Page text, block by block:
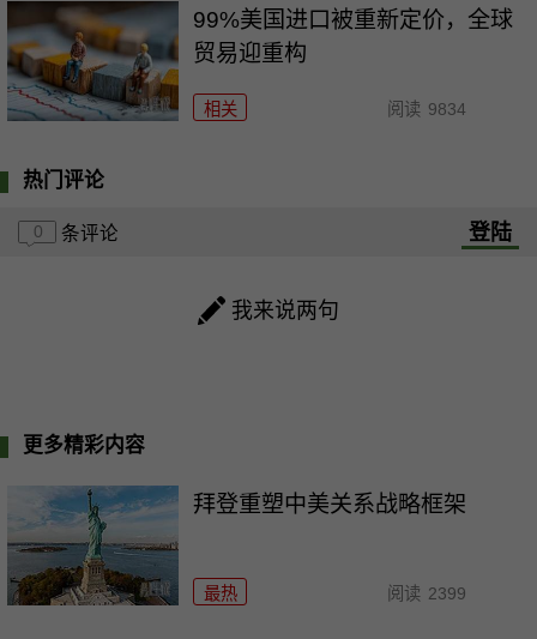
99%美国进口被重新定价，全球
贸易迎重构
相关 阅读 9834
热门评论
0 条评论 登陆
我来说两句
更多精彩内容
拜登重塑中美关系战略框架
最热 阅读 2399